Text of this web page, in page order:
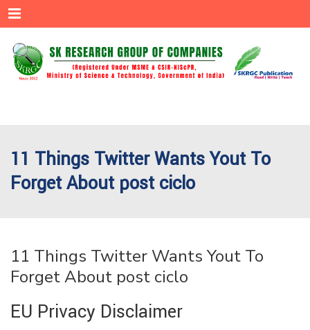
Menu
11 Things Twitter Wants Yout To
Forget About post ciclo
11 Things Twitter Wants Yout To
Forget About post ciclo
EU Privacy Disclaimer